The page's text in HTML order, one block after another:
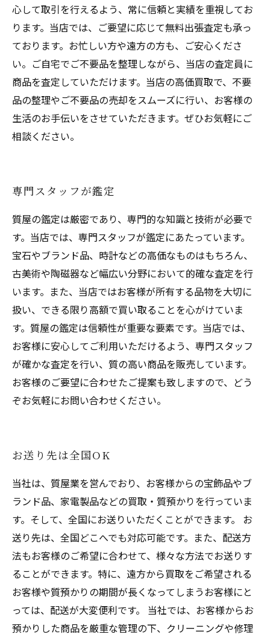
心して取引を行えるよう、常に信頼と実績を重視してお
ります。当店では、ご要望に応じて無料出張査定も承っ
ております。お忙しい方や遠方の方も、ご安心くださ
い。ご自宅でご不要品を整理しながら、当店の査定員に
商品を査定していただけます。当店の高価買取で、不要
品の整理やご不要品の売却をスムーズに行い、お客様の
生活のお手伝いをさせていただきます。ぜひお気軽にご
相談ください。
専門スタッフが鑑定
質屋の鑑定は厳密であり、専門的な知識と技術が必要で
す。当店では、専門スタッフが鑑定にあたっています。
宝石やブランド品、時計などの高価なものはもちろん、
古美術や陶磁器など幅広い分野において的確な査定を行
います。また、当店ではお客様が所有する品物を大切に
扱い、できる限り高額で買い取ることを心がけていま
す。質屋の鑑定は信頼性が重要な要素です。当店では、
お客様に安心してご利用いただけるよう、専門スタッフ
が確かな査定を行い、質の高い商品を販売しています。
お客様のご要望に合わせたご提案も致しますので、どう
ぞお気軽にお問い合わせください。
お送り先は全国OK
当社は、質屋業を営んでおり、お客様からの宝飾品やブ
ランド品、家電製品などの買取・質預かりを行っていま
す。そして、全国にお送りいただくことができます。 お
送り先は、全国どこへでも対応可能です。また、配送方
法もお客様のご希望に合わせて、様々な方法でお送りす
ることができます。特に、遠方から買取をご希望される
お客様や質預かりの期間が長くなってしまうお客様にと
っては、配送が大変便利です。 当社では、お客様からお
預かりした商品を厳重な管理の下、クリーニングや修理